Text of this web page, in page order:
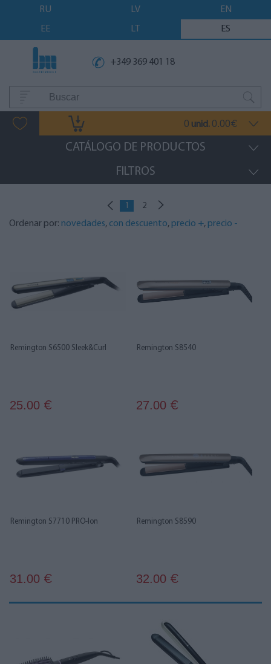
RU LV
EN
EE
LT ES
+349 369 401 18
0 unid. 0.00€
CATÁLOGO DE PRODUCTOS
FILTROS
1 2
Ordenar por: novedades, con descuento, precio +, precio -
Remington S6500 Sleek&Curl
25.00 €
Remington S8540
27.00 €
Remington S7710 PRO-Ion
31.00 €
Remington S8590
32.00 €